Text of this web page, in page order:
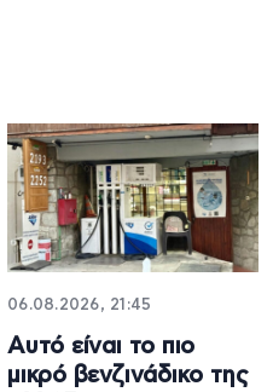
06.08.2026, 21:45
Αυτό είναι το πιο
μικρό βενζινάδικο της